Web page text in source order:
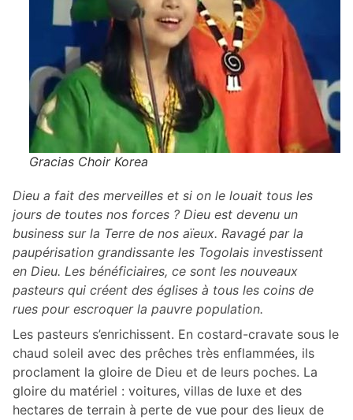
Gracias Choir Korea
Dieu a fait des merveilles et si on le louait tous les
jours de toutes nos forces ? Dieu est devenu un
business sur la Terre de nos aïeux. Ravagé par la
paupérisation grandissante les Togolais investissent
en Dieu. Les bénéficiaires, ce sont les nouveaux
pasteurs qui créent des églises à tous les coins de
rues pour escroquer la pauvre population.
Les pasteurs s’enrichissent. En costard-cravate sous le
chaud soleil avec des prêches très enflammées, ils
proclament la gloire de Dieu et de leurs poches. La
gloire du matériel : voitures, villas de luxe et des
hectares de terrain à perte de vue pour des lieux de